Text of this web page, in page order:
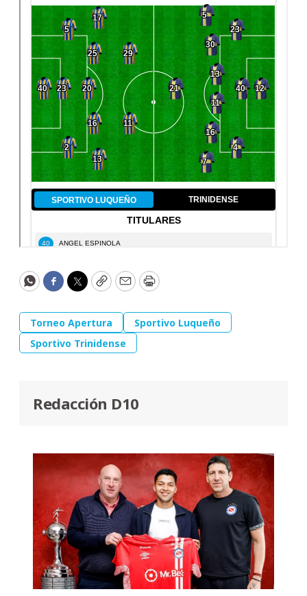
WhatsApp
Facebook
Twitter
CopyEmailPrint
Torneo Apertura
Sportivo Luqueño
Sportivo Trinidense
Redacción D10